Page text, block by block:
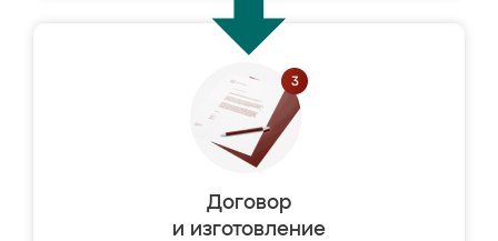
Договор
и изготовление